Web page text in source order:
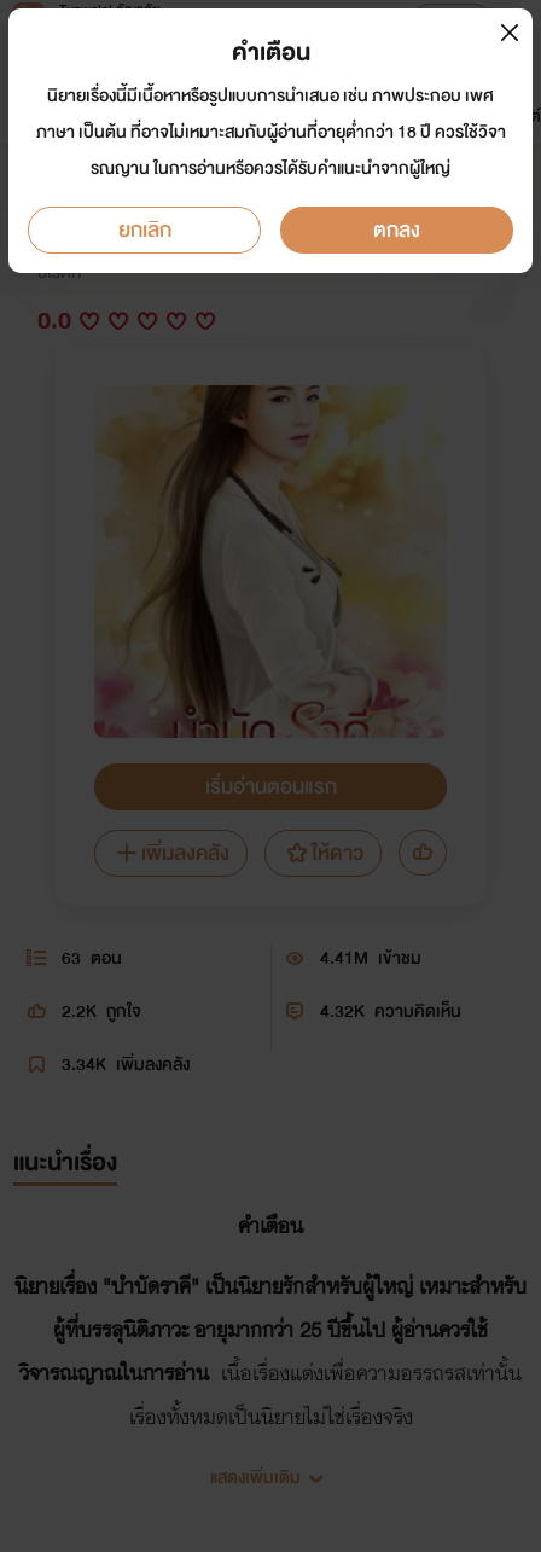
Tunwalai ธัญวลัย
หน้าแรก นิยาย อีบุ๊ก การ์ตูน
มาใหม่
ดรีมแชท ธัญลิสต์
บำบัดราคี (จบแล้วค่ะ)
นักเขียน: แผ่ความสุข
อีโรติก
0.0
เริ่มอ่านตอนแรก
เพิ่มลงคลัง
ให้ดาว
63 ตอน 4.41M เข้าชม
2.2K ถูกใจ 4.32K ความคิดเห็น
3.34K เพิ่มลงคลัง
แนะนำเรื่อง
คำเตือน
นิยายเรื่อง "บำบัดราคี" เป็นนิยายรักสำหรับผู้ใหญ่ เหมาะสำหรับ
ผู้ที่บรรลุนิติภาวะ อายุมากกว่า 25 ปีขึ้นไป ผู้อ่านควรใช้
วิจารณญาณในการอ่านเนื้อเรื่องแต่งเพื่อความอรรถรสเท่านั้น
เรื่องทั้งหมดเป็นนิยายไม่ใช่เรื่องจริง
แสดงเพิ่มเติม
คำเตือน
นิยายเรื่องนี้มีเนื้อหาหรือรูปแบบการนำเสนอ เช่น ภาพประกอบ เพศ
ภาษา เป็นต้น ที่อาจไม่เหมาะสมกับผู้อ่านที่อายุต่ำกว่า 18 ปี ควรใช้วิจา
รณญาน ในการอ่านหรือควรได้รับคำแนะนำจากผู้ใหญ่
ยกเลิก ตกลง